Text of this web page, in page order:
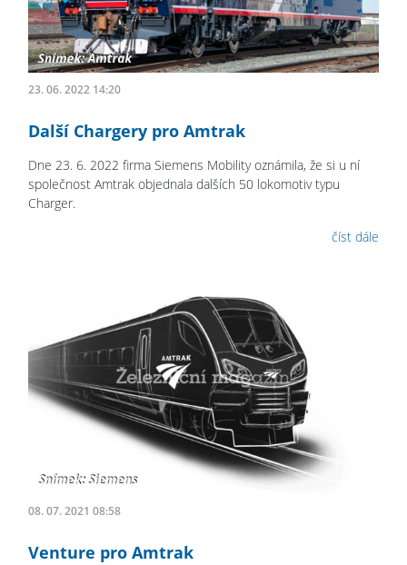
23. 06. 2022 14:20
Další Chargery pro Amtrak
Dne 23. 6. 2022 firma Siemens Mobility oznámila, že si u ní
společnost Amtrak objednala dalších 50 lokomotiv typu
Charger.
číst dále
08. 07. 2021 08:58
Venture pro Amtrak